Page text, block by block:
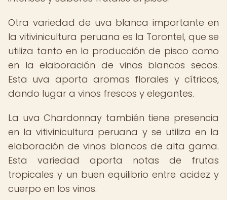
Otra variedad de uva blanca importante en
la vitivinicultura peruana es la Torontel, que se
utiliza tanto en la producción de pisco como
en la elaboración de vinos blancos secos.
Esta uva aporta aromas florales y cítricos,
dando lugar a vinos frescos y elegantes.
La uva Chardonnay también tiene presencia
en la vitivinicultura peruana y se utiliza en la
elaboración de vinos blancos de alta gama.
Esta variedad aporta notas de frutas
tropicales y un buen equilibrio entre acidez y
cuerpo en los vinos.